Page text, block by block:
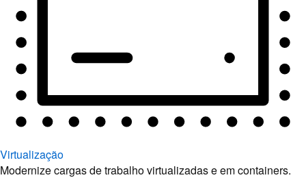
Virtualização
Modernize cargas de trabalho virtualizadas e em containers.